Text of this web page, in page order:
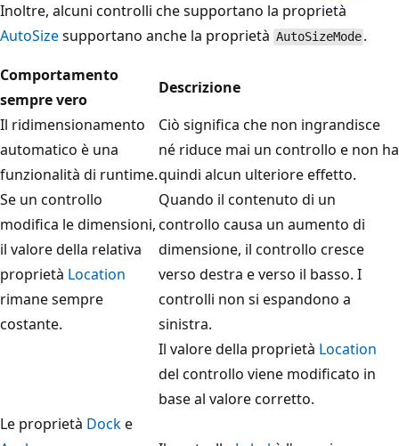
Inoltre, alcuni controlli che supportano la proprietà
AutoSizesupportano anche la proprietà AutoSizeMode .
Comportamento
sempre vero
Descrizione
Il ridimensionamento
automatico è una
funzionalità di runtime.
Ciò significa che non ingrandisce
né riduce mai un controllo e non ha
quindi alcun ulteriore effetto.
Se un controllo
modifica le dimensioni,
il valore della relativa
proprietà Location
rimane sempre
costante.
Quando il contenuto di un
controllo causa un aumento di
dimensione, il controllo cresce
verso destra e verso il basso. I
controlli non si espandono a
sinistra.
Le proprietà Docke
Il valore della proprietà Location
del controllo viene modificato in
base al valore corretto.